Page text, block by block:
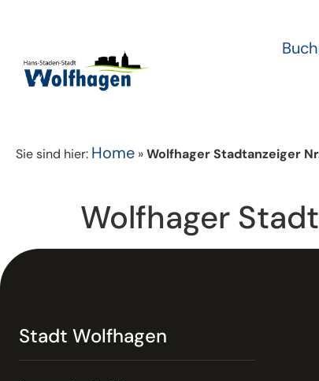
Sie sind hier: Home »Wolfhager Stadtanzeiger
Wolfhager
Stadt Wolfhagen